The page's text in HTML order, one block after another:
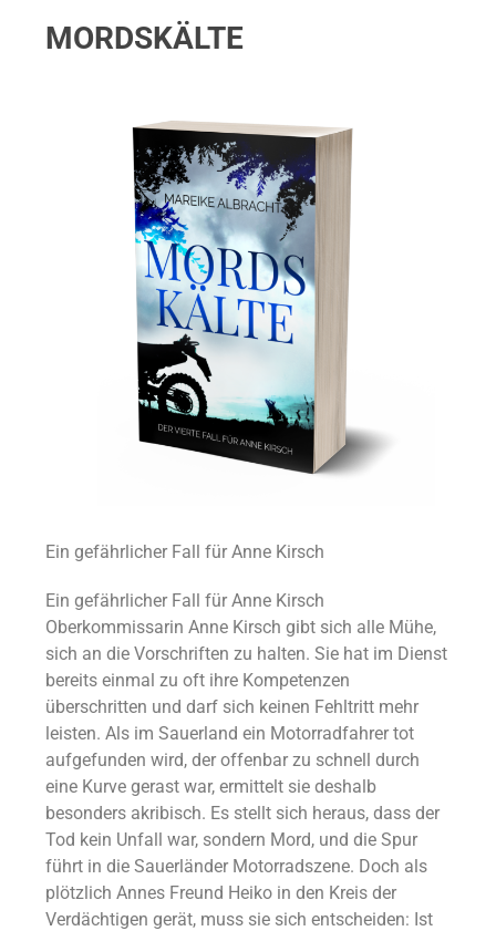
MORDSKÄLTE
Ein gefährlicher Fall für Anne Kirsch
Ein gefährlicher Fall für Anne Kirsch
Oberkommissarin Anne Kirsch gibt sich alle Mühe,
sich an die Vorschriften zu halten. Sie hat im Dienst
bereits einmal zu oft ihre Kompetenzen
überschritten und darf sich keinen Fehltritt mehr
leisten. Als im Sauerland ein Motorradfahrer tot
aufgefunden wird, der offenbar zu schnell durch
eine Kurve gerast war, ermittelt sie deshalb
besonders akribisch. Es stellt sich heraus, dass der
Tod kein Unfall war, sondern Mord, und die Spur
führt in die Sauerländer Motorradszene. Doch als
plötzlich Annes Freund Heiko in den Kreis der
Verdächtigen gerät, muss sie sich entscheiden: Ist